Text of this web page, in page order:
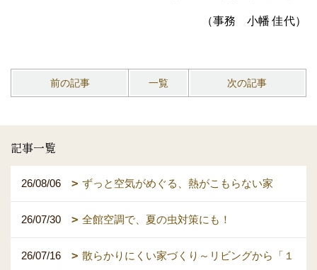
（事務 小幡 佳代）
前の記事 一覧 次の記事
記事一覧
26/08/06 ずっと空気がめぐる、熱がこもらない家
26/07/30 全館空調で、夏の虫対策にも！
26/07/16
散らかりにくい家づくり～リビングから「１